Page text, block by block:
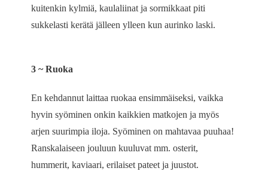
kuitenkin kylmiä, kaulaliinat ja sormikkaat piti
sukkelasti kerätä jälleen ylleen kun aurinko laski.
3 ~ Ruoka
En kehdannut laittaa ruokaa ensimmäiseksi, vaikka
hyvin syöminen onkin kaikkien matkojen ja myös
arjen suurimpia iloja. Syöminen on mahtavaa puuhaa!
Ranskalaiseen jouluun kuuluvat mm. osterit,
hummerit, kaviaari, erilaiset pateet ja juustot.